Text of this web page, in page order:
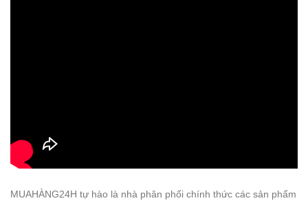
MUAHÀNG24H tự hào là nhà phân phối chính thức các sản phẩm